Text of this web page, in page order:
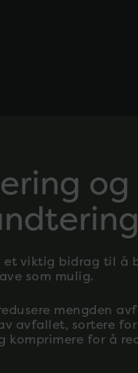
og
et viktig bidrag til å
som mulig.
mengden
avfallet, sortere
komprimere for å